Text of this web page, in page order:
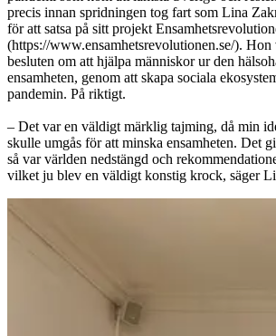
precis innan spridningen tog fart som Lina
för att satsa på sitt projekt
(https://www.ensamhetsrevolutionen.se/). Hon
besluten om att hjälpa människor ur den
ensamheten, genom att skapa sociala
pandemin. På riktigt.
– Det var en väldigt märklig tajming, då min
skulle umgås för att minska ensamheten. Det
så var världen nedstängd och
vilket ju blev en väldigt konstig krock, säger